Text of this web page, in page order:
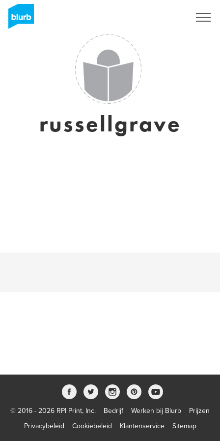
russellgrave
© 2016 - 2026 RPI Print, Inc. Bedrijf Werken bij Blurb
Prijzen
Privacybeleid
Cookiebeleid Klantenservice Sitemap